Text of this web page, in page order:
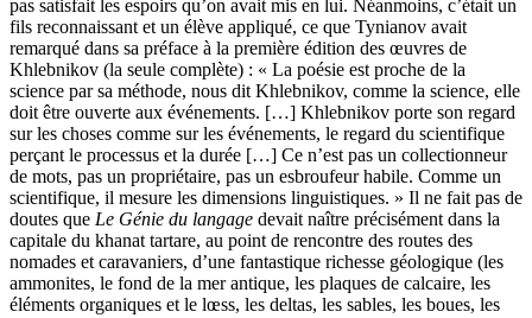
pas satis­fait les espoirs qu’on avait mis en lui. Néanmoins, c’était un
fils recon­naissant et un élève appliqué, ce que Tynianov avait
remarqué dans sa préface à la première édition des œuvres de
Khlebnikov (la seule complète) : « La poésie est proche de la
science par sa méthode, nous dit Khlebnikov, comme la science, elle
doit être ouverte aux événements. […] Khlebnikov porte son regard
sur les choses comme sur les événements, le regard du scientifique
perçant le processus et la durée […] Ce n’est pas un collection­neur
de mots, pas un propriétaire, pas un esbroufeur habile. Comme un
scientifique, il mesure les dimensions linguistiques. » Il ne fait pas de
doutes que Le Génie du langage devait naître précisément dans la
capitale du khanat tartare, au point de rencontre des routes des
nomades et caravaniers, d’une fantastique richesse géologique (les
ammonites, le fond de la mer antique, les plaques de calcaire, les
éléments organiques et le lœss, les deltas, les sables, les boues, les